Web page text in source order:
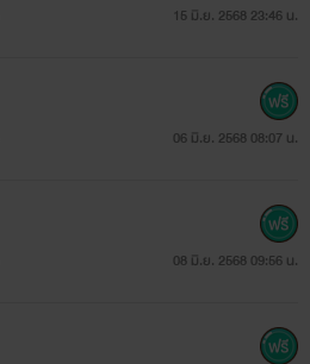
15 มิ.ย. 2568 23:46 น.
06 มิ.ย. 2568 08:07 น.
08 มิ.ย. 2568 09:56 น.